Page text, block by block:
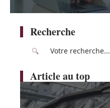
Recherche
Article au top